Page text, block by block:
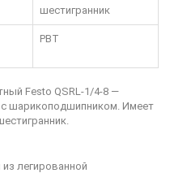
шестигранник
PBT
Festo QSRL-1/4-8 —
шарикоподшипником. Имеет
легированной